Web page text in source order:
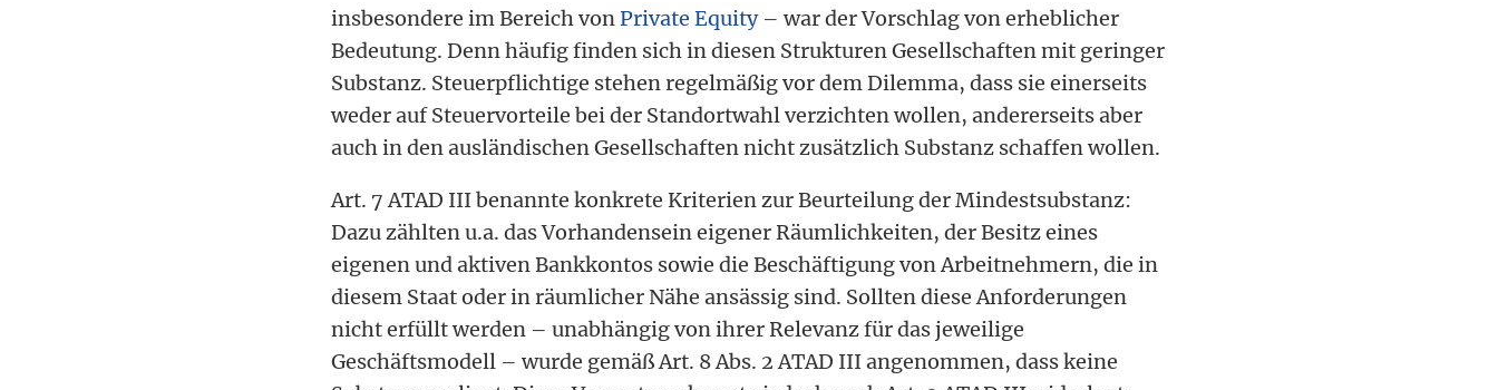
insbesondere im Bereich vonPrivate Equity– war der Vorschlag von erheblicher
Bedeutung. Denn häufig finden sich in diesen Strukturen Gesellschaften mit geringer
Substanz. Steuerpflichtige stehen regelmäßig vor dem Dilemma, dass sie einerseits
weder auf Steuervorteile bei der Standortwahl verzichten wollen, andererseits aber
auch in den ausländischen Gesellschaften nicht zusätzlich Substanz schaffen wollen.
Art. 7 ATAD III benannte konkrete Kriterien zur Beurteilung der Mindestsubstanz:
Dazu zählten u.a. das Vorhandensein eigener Räumlichkeiten, der Besitz eines
eigenen und aktiven Bankkontos sowie die Beschäftigung von Arbeitnehmern, die in
diesem Staat oder in räumlicher Nähe ansässig sind. Sollten diese Anforderungen
nicht erfüllt werden – unabhängig von ihrer Relevanz für das jeweilige
Geschäftsmodell – wurde gemäß Art. 8 Abs. 2 ATAD III angenommen, dass keine